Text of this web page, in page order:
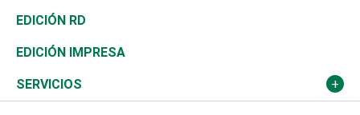
Ocenanía
Caribe
Resto del mundo
Telecom.
Global y variable
Economía personal
Sociales
Novedades
Podcast Arte Libre
Tenis
Olimpismo
Más deportes
El Espía
Noticiero Poteleche
Columnistas
Historia
Martes de tecnología
Cambio climático
Revista
Deportes
Opinión
EDICIÓN RD
EDICIÓN IMPRESA
SERVICIOS